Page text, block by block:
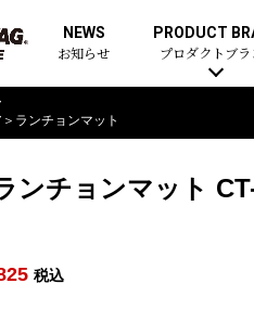
NEWS
お知らせ
PRODUCT
プロダクトブラ
＞ ランチョンマット
ンチョンマット
税込